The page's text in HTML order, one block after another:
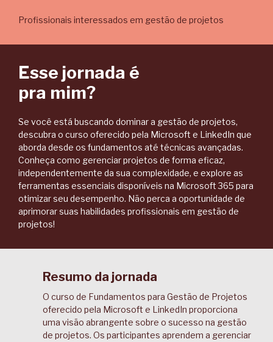
Profissionais interessados em gestão de projetos
Esse jornada é
pra mim?
Se você está buscando dominar a gestão de projetos,
descubra o curso oferecido pela Microsoft e LinkedIn que
aborda desde os fundamentos até técnicas avançadas.
Conheça como gerenciar projetos de forma eficaz,
independentemente da sua complexidade, e explore as
ferramentas essenciais disponíveis na Microsoft 365 para
otimizar seu desempenho. Não perca a oportunidade de
aprimorar suas habilidades profissionais em gestão de
projetos!
Resumo da jornada
O curso de Fundamentos para Gestão de Projetos
oferecido pela Microsoft e LinkedIn proporciona
uma visão abrangente sobre o sucesso na gestão
de projetos. Os participantes aprendem a gerenciar